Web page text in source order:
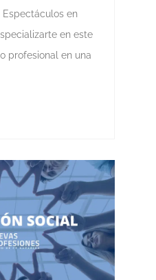
Espectáculos en
en este
profesional en una